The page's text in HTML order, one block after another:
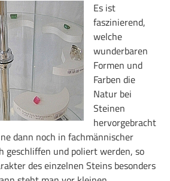
Es ist
faszinierend,
welche
wunderbaren
Formen und
Farben die
Natur bei
Steinen
hervorgebracht
dann noch in fachmännischer
geschliffen und poliert werden, so
des einzelnen Steins besonders